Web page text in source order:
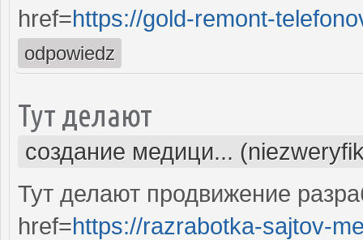
href=https://gold-remont-
odpowiedz
Тут делают
создание медици...
Тут делают продвижение
href=https://razrabotka-sajtov-